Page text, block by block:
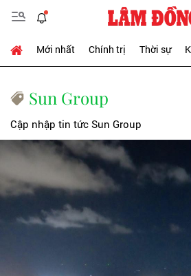
Mới nhất Chính trị Thời sự
Sun Group
Cập nhập tin tức Sun Group